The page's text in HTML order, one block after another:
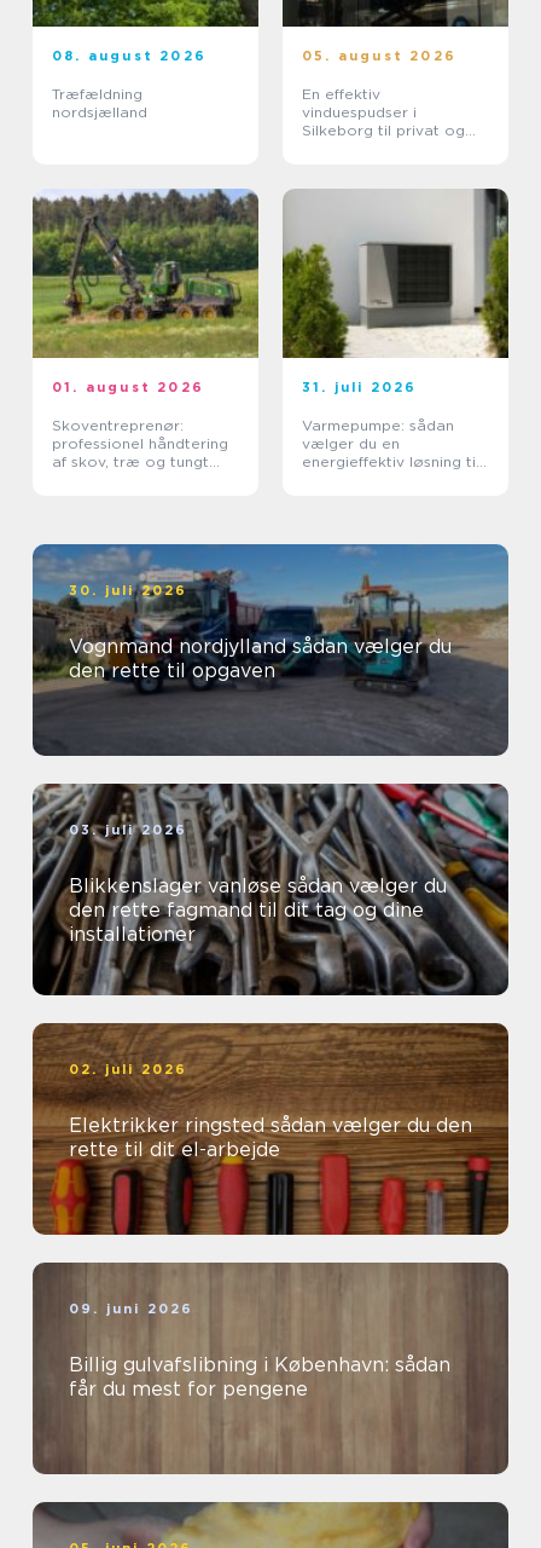
08. august 2026
Træfældning
nordsjælland
05. august 2026
En effektiv
vinduespudser i
Silkeborg til privat og
01. august 2026
Skoventreprenør:
professionel håndtering
af skov, træ og tungt
31. juli 2026
Varmepumpe: sådan
vælger du en
energieffektiv løsning til
30. juli 2026
Vognmand nordjylland sådan vælger du
den rette til opgaven
03. juli 2026
Blikkenslager vanløse sådan vælger du
den rette fagmand til dit tag og dine
installationer
02. juli 2026
Elektrikker ringsted sådan vælger du den
rette til dit el-arbejde
09. juni 2026
Billig gulvafslibning i København: sådan
får du mest for pengene